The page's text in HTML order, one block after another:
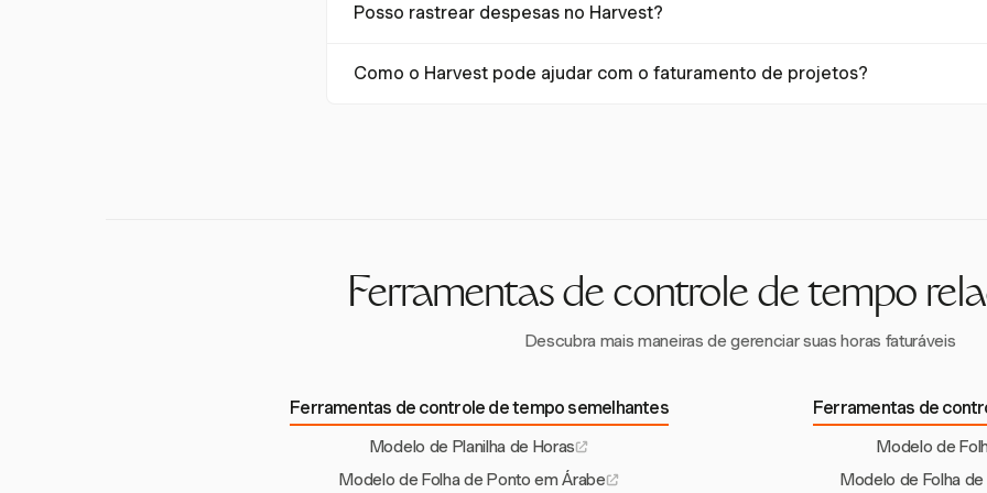
rastreados para análise ou relatórios adicionais. Essa integração garante que o
Posso rastrear despesas no Harvest?
gestão e o relatório de gastos relacionados a projetos junto com o rastreamento de
Como o Harvest pode ajudar com o faturamento de projetos?
Ferramentas de controle de tempo
Descubra mais maneiras de gerenciar suas horas faturáveis
Ferramentas de controle de tempo semelhantes
Modelo de Planilha de Horas
Modelo de Folha de Ponto em Árabe
Ferramentas de
Modelo de
Modelo de Folha